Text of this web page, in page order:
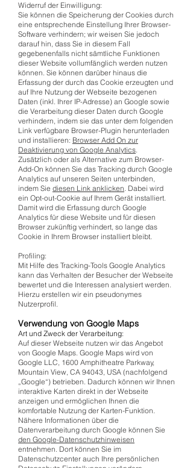
Widerruf der Einwilligung:
Sie können die Speicherung der Cookies durch
eine entsprechende Einstellung Ihrer Browser-
Software verhindern; wir weisen Sie jedoch
darauf hin, dass Sie in diesem Fall
gegebenenfalls nicht sämtliche Funktionen
dieser Website vollumfänglich werden nutzen
können. Sie können darüber hinaus die
Erfassung der durch das Cookie erzeugten und
auf Ihre Nutzung der Webseite bezogenen
Daten (inkl. Ihrer IP-Adresse) an Google sowie
die Verarbeitung dieser Daten durch Google
verhindern, indem sie das unter dem folgenden
Link verfügbare Browser-Plugin herunterladen
und installieren: Browser Add On zur
Deaktivierung von Google Analytics.
Zusätzlich oder als Alternative zum Browser-
Add-On können Sie das Tracking durch Google
Analytics auf unseren Seiten unterbinden,
indem Sie diesen Link anklicken. Dabei wird
ein Opt-out-Cookie auf Ihrem Gerät installiert.
Damit wird die Erfassung durch Google
Analytics für diese Website und für diesen
Browser zukünftig verhindert, so lange das
Cookie in Ihrem Browser installiert bleibt.
Profiling:
Mit Hilfe des Tracking-Tools Google Analytics
kann das Verhalten der Besucher der Webseite
bewertet und die Interessen analysiert werden.
Hierzu erstellen wir ein pseudonymes
Nutzerprofil.
Verwendung von Google Maps
Art und Zweck der Verarbeitung:
Auf dieser Webseite nutzen wir das Angebot
von Google Maps. Google Maps wird von
Google LLC, 1600 Amphitheatre Parkway,
Mountain View, CA 94043, USA (nachfolgend
„Google“) betrieben. Dadurch können wir Ihnen
interaktive Karten direkt in der Webseite
anzeigen und ermöglichen Ihnen die
komfortable Nutzung der Karten-Funktion.
Nähere Informationen über die
Datenverarbeitung durch Google können Sie
den Google-Datenschutzhinweisen
entnehmen. Dort können Sie im
Datenschutzcenter auch Ihre persönlichen